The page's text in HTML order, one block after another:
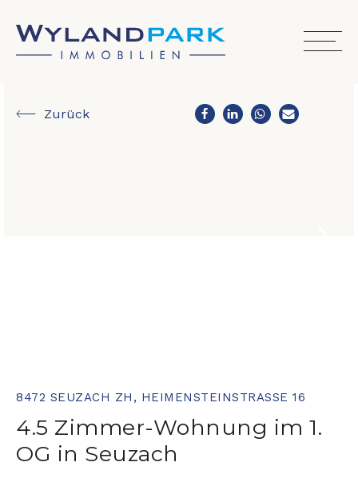
Zurück
8472 SEUZACH ZH, HEIMENSTEINSTRASSE 16
4.5 Zimmer-Wohnung im 1.
OG in Seuzach